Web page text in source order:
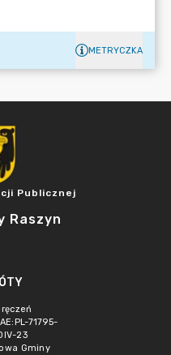
METRYCZKA
Publicznej
Raszyn
71795-
23
Gminy